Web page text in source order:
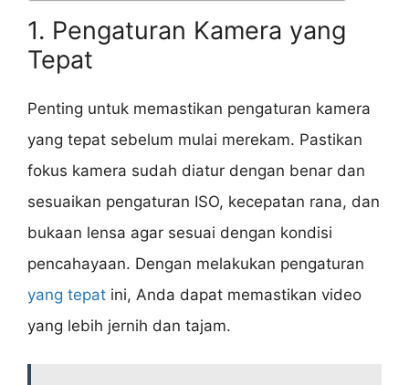
1. Pengaturan Kamera yang
Tepat
Penting untuk memastikan pengaturan kamera
yang tepat sebelum mulai merekam. Pastikan
fokus kamera sudah diatur dengan benar dan
sesuaikan pengaturan ISO, kecepatan rana, dan
bukaan lensa agar sesuai dengan kondisi
pencahayaan. Dengan melakukan pengaturan
yang tepat ini, Anda dapat memastikan video
yang lebih jernih dan tajam.